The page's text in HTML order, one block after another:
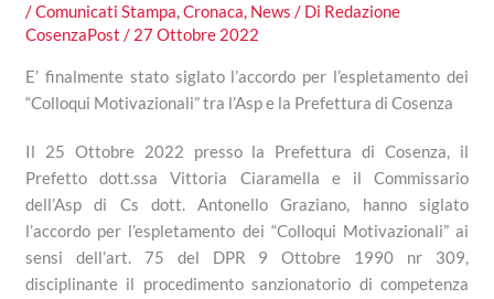
/Comunicati Stampa,Cronaca, News / Di Redazione
CosenzaPost/ 27 Ottobre 2022
E’ finalmente stato siglato l’accordo per l’espletamento dei
“Colloqui Motivazionali” tra l’Asp e la Prefettura di Cosenza
Il 25 Ottobre 2022 presso la Prefettura di Cosenza, il
Prefetto dott.ssa Vittoria Ciaramella e il Commissario
dell’Asp di Cs dott. Antonello Graziano, hanno siglato
l’accordo per l’espletamento dei “Colloqui Motivazionali” ai
sensi dell’art. 75 del DPR 9 Ottobre 1990 nr 309,
disciplinante il procedimento sanzionatorio di competenza